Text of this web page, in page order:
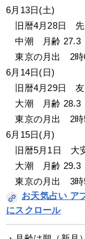
6月13日(土)
旧暦4月28日　先
中潮　月齢 27.3
東京の月出　2時
6月14日(日)
旧暦4月29日　友
大潮　月齢 28.3
東京の月出　2時
6月15日(月)
旧暦5月1日　大
大潮　月齢 29.3
東京の月出　3時
お天気占い ア
にスクロール